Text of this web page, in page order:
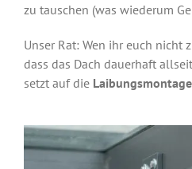
zu tauschen (was wiederum
Unser Rat: Wen ihr euch nicht
dass das Dach dauerhaft
setzt auf die Laibungsmontage